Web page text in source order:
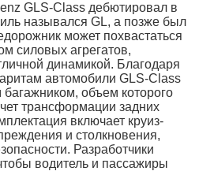
GLS-Class дебютировал в
назывался GL, а позже был
может похвастаться
силовых агрегатов,
динамикой. Благодаря
автомобили GLS-Class
объем которого
трансформации задних
включает круиз-
и столкновения,
Разработчики
водитель и пассажиры